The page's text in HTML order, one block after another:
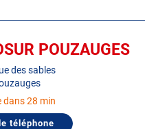
POUZAUGES
des sables
dans 28 min
téléphone